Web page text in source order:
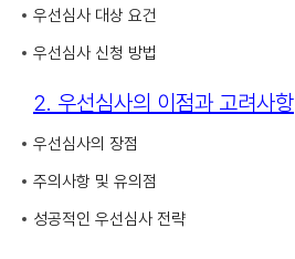
우선심사 대상 요건
우선심사 신청 방법
2. 우선심사의 이점과 고려사항
우선심사의 장점
주의사항 및 유의점
성공적인 우선심사 전략